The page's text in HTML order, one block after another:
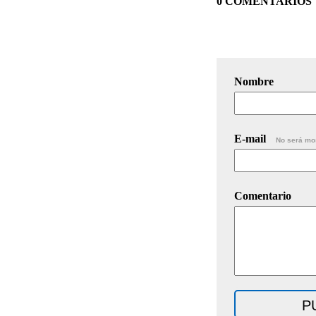
Nombre
E-mail No será
Comentario